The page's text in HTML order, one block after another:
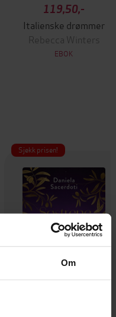
Om
119,50,-
Italienske drømmer
Rebecca Winters
EBOK
Sjekk prisen!